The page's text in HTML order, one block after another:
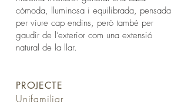
còmoda, lluminosa i equilibrada, pensada
per viure cap endins, però també per
gaudir de l’exterior com una extensió
natural de la llar.
PROJECTE
Unifamiliar